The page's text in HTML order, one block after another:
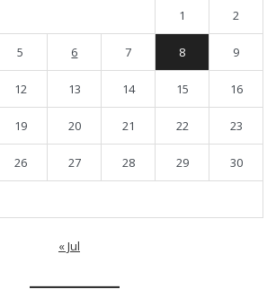
1 2
5 6 7 8 9
12 13 14 15 16
19 20 21 22 23
26 27 28 29 30
« Jul